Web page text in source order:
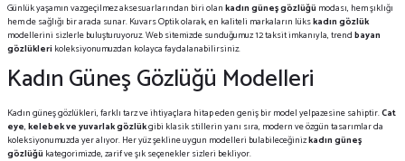
Günlük yaşamın vazgeçilmez aksesuarlarından biri olankadın güneş gözlüğü modası, hem şıklığı
hem de sağlığı bir arada sunar. Kuvars Optik olarak, en kaliteli markaların lükskadın gözlük
modellerini sizlerle buluşturuyoruz. Web sitemizde sunduğumuz 12 taksit imkanıyla, trendbayan
gözlükleri koleksiyonumuzdan kolayca faydalanabilirsiniz.
Kadın Güneş Gözlüğü Modelleri
Kadın güneş gözlükleri, farklı tarz ve ihtiyaçlara hitap eden geniş bir model yelpazesine sahiptir.Cat
eye,kelebekveyuvarlak gözlükgibi klasik stillerin yanı sıra, modern ve özgün tasarımlar da
koleksiyonumuzda yer alıyor. Her yüz şekline uygun modelleri bulabileceğinizkadın güneş
gözlüğü kategorimizde, zarif ve şık seçenekler sizleri bekliyor.